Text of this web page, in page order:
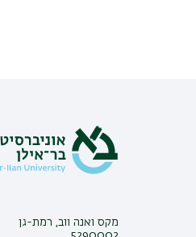
מקס ואנה ווב, רמת-גן